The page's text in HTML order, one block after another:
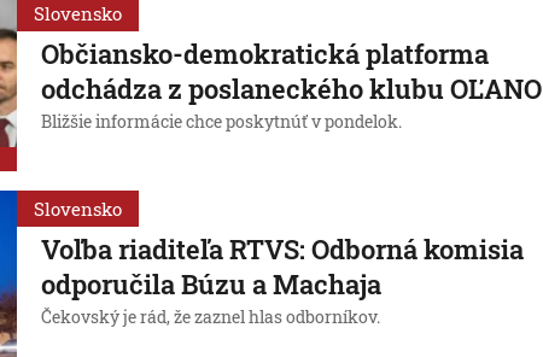
Slovensko
Občiansko-demokratická platforma
odchádza z poslaneckého klubu OĽANO
Bližšie informácie chce poskytnúť v pondelok.
Slovensko
Voľba riaditeľa RTVS: Odborná komisia
odporučila Búzu a Machaja
Čekovský je rád, že zaznel hlas odborníkov.